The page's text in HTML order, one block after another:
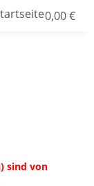
0,00 €
sind von